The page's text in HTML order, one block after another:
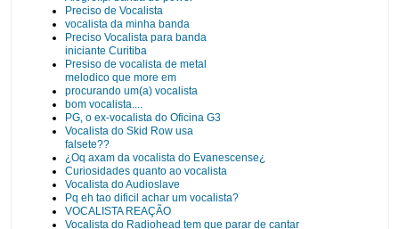
Preciso de Vocalista
vocalista da minha banda
Preciso Vocalista para banda
iniciante Curitiba
Presiso de vocalista de metal
melodico que more em
procurando um(a) vocalista
bom vocalista....
PG, o ex-vocalista do Oficina G3
Vocalista do Skid Row usa
falsete??
¿Oq axam da vocalista do Evanescense¿
Curiosidades quanto ao vocalista
Vocalista do Audioslave
Pq eh tao dificil achar um vocalista?
VOCALISTA REAÇÃO
Vocalista do Radiohead tem que parar de cantar